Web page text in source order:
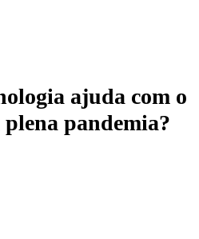
ajuda com o
pandemia?